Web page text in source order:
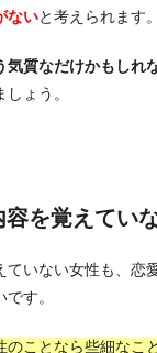
ないと考えられます。
気質なだけかもしれ
ょう。
を覚えてい
ていない女性も、恋
す。
のことなら些細なこ